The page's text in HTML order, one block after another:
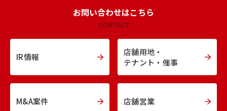
お問い合わせはこちら
CONTACT
IR情報
店舗用地・
テナント・催事
M&A案件 店舗営業